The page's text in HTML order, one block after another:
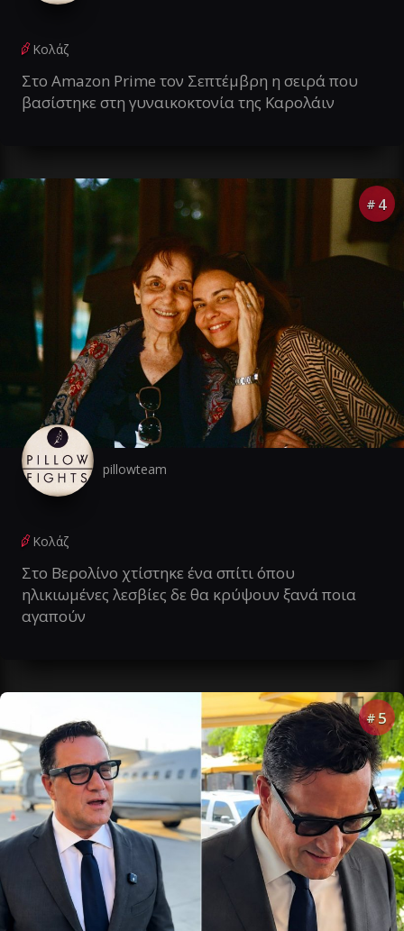
Κολάζ
Στο Amazon Prime τον Σεπτέμβρη η σειρά που
βασίστηκε στη γυναικοκτονία της Καρολάιν
# 4
pillowteam
Κολάζ
Στο Βερολίνο χτίστηκε ένα σπίτι όπου
ηλικιωμένες λεσβίες δε θα κρύψουν ξανά ποια
αγαπούν
# 5